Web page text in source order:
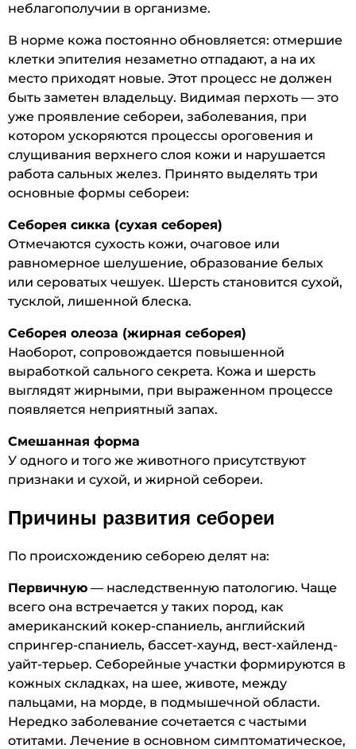
неблагополучии в организме.
В норме кожа постоянно обновляется: отмершие
клетки эпителия незаметно отпадают, а на их
место приходят новые. Этот процесс не должен
быть заметен владельцу. Видимая перхоть — это
уже проявление себореи, заболевания, при
котором ускоряются процессы ороговения и
слущивания верхнего слоя кожи и нарушается
работа сальных желез. Принято выделять три
основные формы себореи:
Себорея сикка (сухая себорея)
Отмечаются сухость кожи, очаговое или
равномерное шелушение, образование белых
или сероватых чешуек. Шерсть становится сухой,
тусклой, лишенной блеска.
Себорея олеоза (жирная себорея)
Наоборот, сопровождается повышенной
выработкой сального секрета. Кожа и шерсть
выглядят жирными, при выраженном процессе
появляется неприятный запах.
Смешанная форма
У одного и того же животного присутствуют
признаки и сухой, и жирной себореи.
Причины развития себореи
По происхождению себорею делят на:
Первичную — наследственную патологию. Чаще
всего она встречается у таких пород, как
американский кокер-спаниель, английский
спрингер-спаниель, бассет-хаунд, вест-хайленд-
уайт-терьер. Себорейные участки формируются в
кожных складках, на шее, животе, между
пальцами, на морде, в подмышечной области.
Нередко заболевание сочетается с частыми
отитами. Лечение в основном симптоматическое,